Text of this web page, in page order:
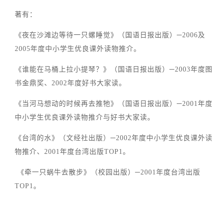
著有：
《夜在沙滩边等待一只螺睡觉》（国语日报出版）─2006及
2005年度中小学生优良课外读物推介。
《谁能在马桶上拉小提琴？》（国语日报出版）─2003年度图
书金鼎奖、2002年度好书大家读。
《当河马想动的时候再去推牠》（国语日报出版）─2001年度
中小学生优良课外读物推介与好书大家读。
《台湾的水》（文经社出版）─2002年度中小学生优良课外读
物推介、2001年度台湾出版TOP1。
《牵一只蜗牛去散步》（校园出版）─2001年度台湾出版
TOP1。